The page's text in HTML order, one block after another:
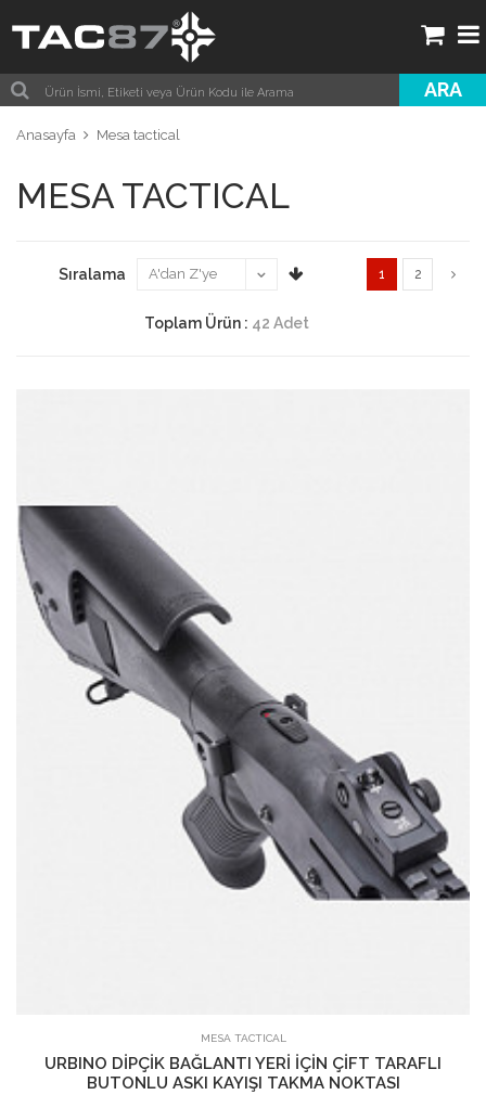
ARA
Anasayfa Mesa tactical
MESA TACTICAL
1 2
Sıralama
Toplam Ürün : 42 Adet
MESA TACTICAL
URBINO DİPÇİK BAĞLANTI YERİ İÇİN ÇİFT TARAFLI
BUTONLU ASKI KAYIŞI TAKMA NOKTASI